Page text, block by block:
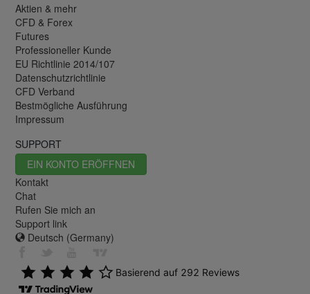
Aktien & mehr
CFD & Forex
Futures
Professioneller Kunde
EU Richtlinie 2014/107
Datenschutzrichtlinie
CFD Verband
Bestmögliche Ausführung
Impressum
SUPPORT
EIN KONTO ERÖFFNEN
Kontakt
Chat
Rufen Sie mich an
Support link
Deutsch (Germany)